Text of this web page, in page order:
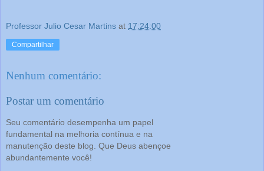
Professor Julio Cesar Martins at 17:24:00
Compartilhar
Nenhum comentário:
Postar um comentário
Seu comentário desempenha um papel
fundamental na melhoria contínua e na
manutenção deste blog. Que Deus abençoe
abundantemente você!